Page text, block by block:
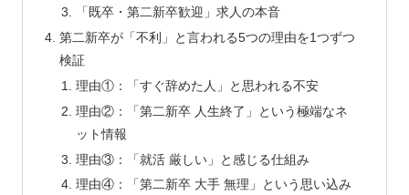
「既卒・第二新卒歓迎」求人の本音
第二新卒が「不利」と言われる5つの理由を1つずつ
検証
理由①：「すぐ辞めた人」と思われる不安
理由②：「第二新卒 人生終了」という極端なネ
ット情報
理由③：「就活 厳しい」と感じる仕組み
理由④：「第二新卒 大手 無理」という思い込み